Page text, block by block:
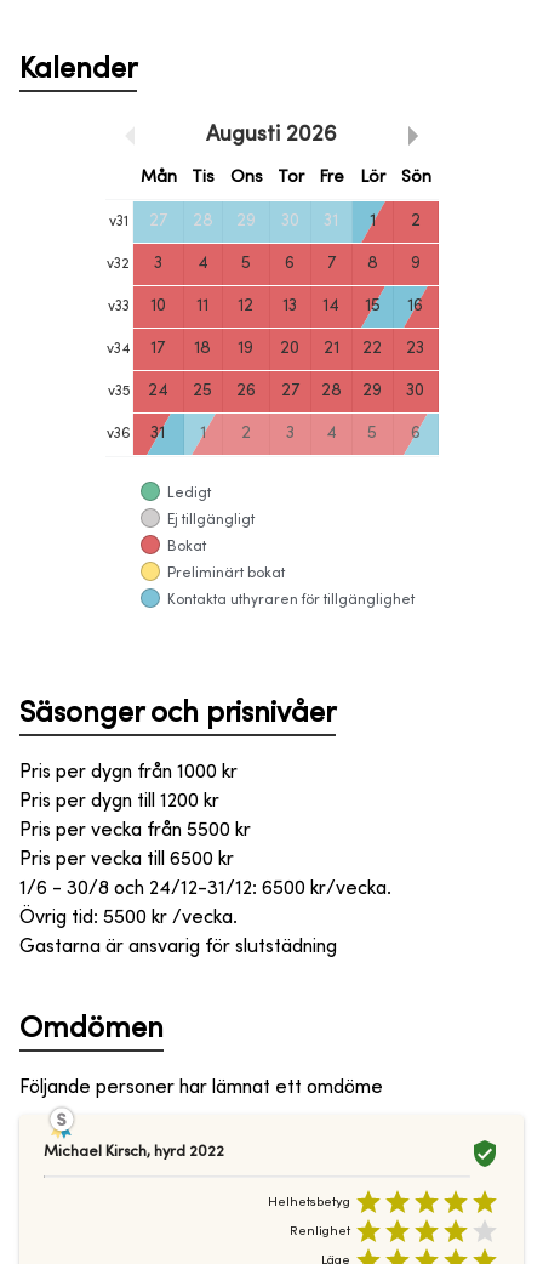
Kalender
Augusti 2026
Mån Tis Ons Tor Fre Lör Sön
v31 27 28 29 30 31 1 2
v32 3 4 5 6 7 8 9
v33 10 11 12 13 14 15 16
v34 17 18 19 20 21 22 23
v35 24 25 26 27 28 29 30
v36 31 1 2 3 4 5 6
Ledigt
Ej tillgängligt
Bokat
Preliminärt bokat
Kontakta uthyraren för tillgänglighet
Säsonger och prisnivåer
Pris per dygn från 1000 kr
Pris per dygn till
1200 kr
Pris per vecka från 5500 kr
Pris per vecka till
6500 kr
1/6 - 30/8 och 24/12-31/12: 6500 kr/vecka.
Övrig tid: 5500 kr /vecka.
Gastarna är ansvarig för slutstädning
Omdömen
Följande personer har lämnat ett omdöme
Michael Kirsch, hyrd 2022
Helhetsbetyg
Renlighet
Läge